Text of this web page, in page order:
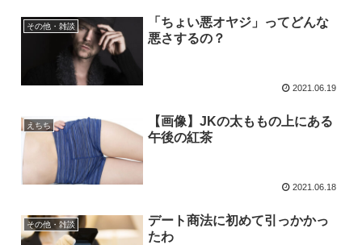
その他・雑談
「ちょい悪オヤジ」ってどんな
悪さするの？
2021.06.19
えちち
【画像】JKの太ももの上にある
午後の紅茶
2021.06.18
その他・雑談
デート商法に初めて引っかかっ
たわ